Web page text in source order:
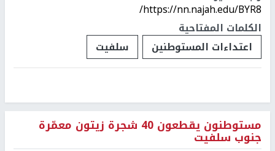
https://nn.najah.edu/BYR8/
الكلمات المفتاحية
اعتداءات المستوطنين
سلفيت
مستوطنون يقطعون 40 شجرة زيتون معمّرة
جنوب سلفيت